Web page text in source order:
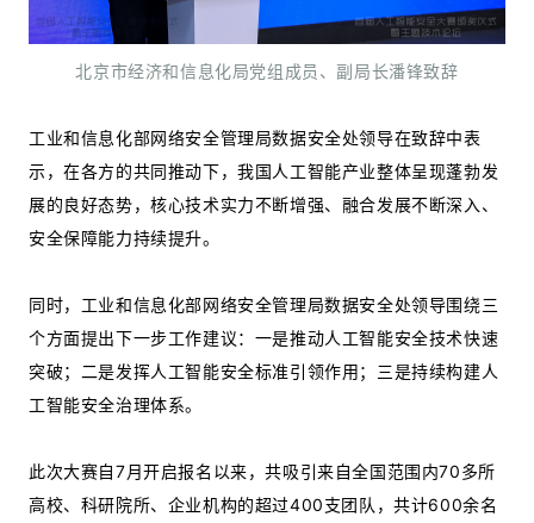
北京市经济和信息化局党组成员、副局长潘锋致辞
工业和信息化部网络安全管理局数据安全处领导在致辞中表
示，在各方的共同推动下，我国人工智能产业整体呈现蓬勃发
展的良好态势，核心技术实力不断增强、融合发展不断深入、
安全保障能力持续提升。
同时，工业和信息化部网络安全管理局数据安全处领导围绕三
个方面提出下一步工作建议：一是推动人工智能安全技术快速
突破；二是发挥人工智能安全标准引领作用；三是持续构建人
工智能安全治理体系。
此次大赛自7月开启报名以来，共吸引来自全国范围内70多所
高校、科研院所、企业机构的超过400支团队，共计600余名